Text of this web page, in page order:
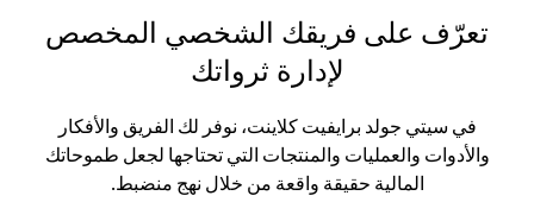
تعرّف على فريقك الشخصي المخصص
لإدارة ثرواتك
في سيتي جولد برايفيت كلاينت، نوفر لك الفريق والأفكار
والأدوات والعمليات والمنتجات التي تحتاجها لجعل طموحاتك
المالية حقيقة واقعة من خلال نهج منضبط.